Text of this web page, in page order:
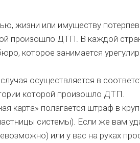
жизни или имуществу
произошло ДТП. В каждой
которое занимается
осуществляется в
которой произошло ДТП.
карта» полагается штраф в
системы). Если же вам
или у вас на руках